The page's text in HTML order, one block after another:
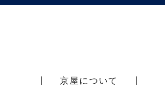
京屋について